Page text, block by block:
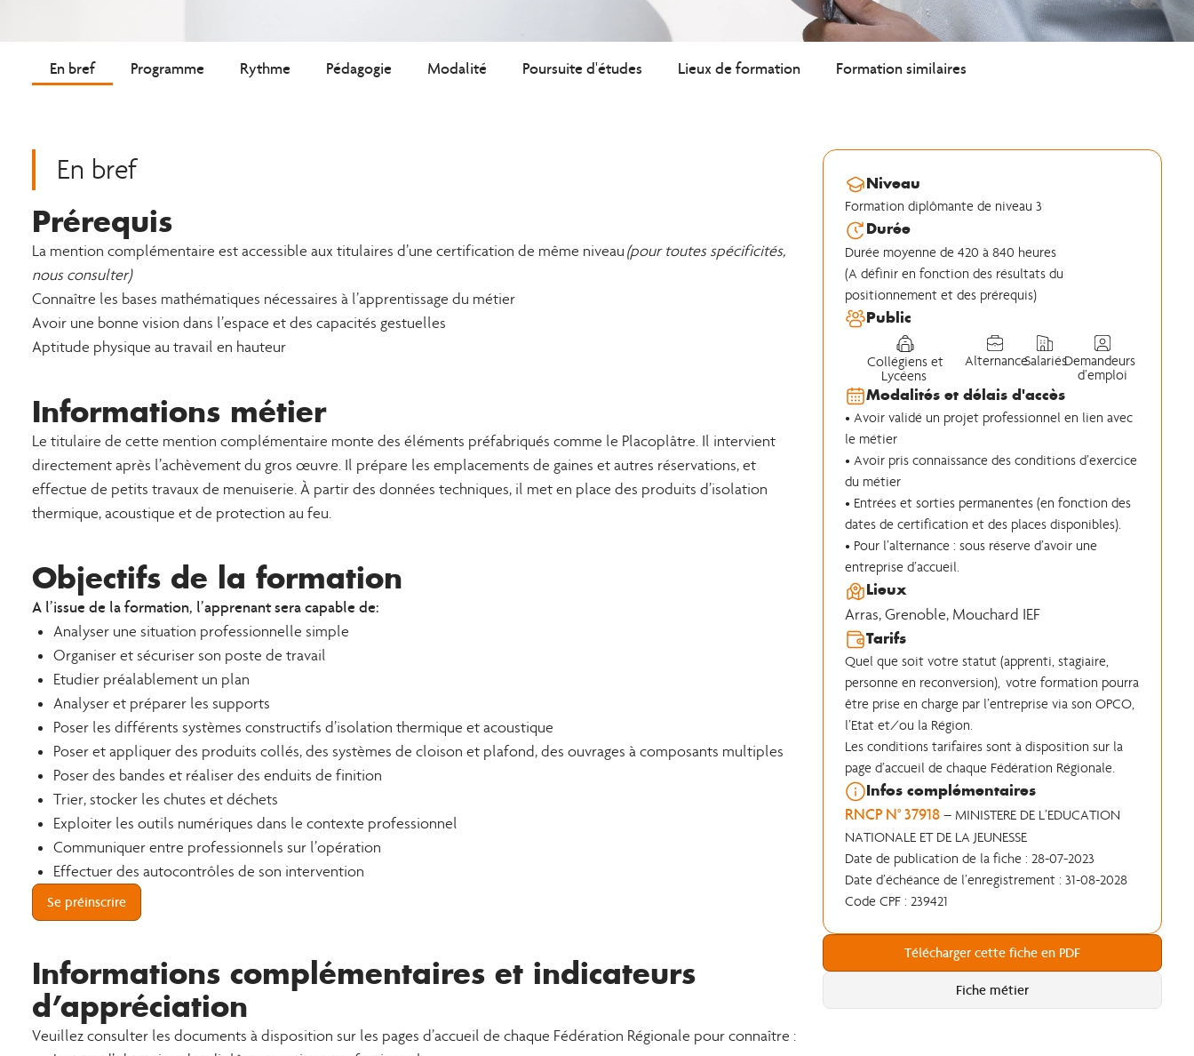
En bref Programme Rythme Pédagogie Modalité Poursuite d'études Lieux de formation Formation similaires
En bref
Prérequis
La mention complémentaire est accessible aux titulaires d’une certification de même niveau(pour toutes spécificités,
nous consulter)
Connaître les bases mathématiques nécessaires à l’apprentissage du métier
Avoir une bonne vision dans l’espace et des capacités gestuelles
Aptitude physique au travail en hauteur
Informations métier
Le titulaire de cette mention complémentaire monte des éléments préfabriqués comme le Placoplâtre. Il intervient
directement après l’achèvement du gros œuvre. Il prépare les emplacements de gaines et autres réservations, et
effectue de petits travaux de menuiserie. À partir des données techniques, il met en place des produits d’isolation
thermique, acoustique et de protection au feu.
Objectifs de la formation
A l’issue de la formation, l’apprenant sera capable de:
Analyser une situation professionnelle simple
Organiser et sécuriser son poste de travail
Etudier préalablement un plan
Analyser et préparer les supports
Poser les différents systèmes constructifs d’isolation thermique et acoustique
Poser et appliquer des produits collés, des systèmes de cloison et plafond, des ouvrages à composants multiples
Poser des bandes et réaliser des enduits de finition
Trier, stocker les chutes et déchets
Exploiter les outils numériques dans le contexte professionnel
Communiquer entre professionnels sur l’opération
Effectuer des autocontrôles de son intervention
Se préinscrire
Informations complémentaires et indicateurs
d’appréciation
Veuillez consulter les documents à disposition sur les pages d’accueil de chaque Fédération Régionale pour connaître :
Niveau
Formation diplômante de niveau 3
Durée
Durée moyenne de 420 à 840 heures
(A définir en fonction des résultats du
positionnement et des prérequis)
Public
Collégiens et
Lycéens
AlternanceSalariésDemandeurs
d’emploi
Modalités et délais d'accès
• Avoir validé un projet professionnel en lien avec
le métier
• Avoir pris connaissance des conditions d’exercice
du métier
• Entrées et sorties permanentes (en fonction des
dates de certification et des places disponibles).
• Pour l’alternance : sous réserve d’avoir une
entreprise d’accueil.
Lieux
Arras,Grenoble, Mouchard IEF
Tarifs
Quel que soit votre statut (apprenti, stagiaire,
personne en reconversion), votre formation pourra
être prise en charge par l’entreprise via son OPCO,
l’Etat et/ou la Région.
Les conditions tarifaires sont à disposition sur la
page d’accueil de chaque Fédération Régionale.
Infos complémentaires
RNCP N° 37918 – MINISTERE DE L’EDUCATION
NATIONALE ET DE LA JEUNESSE
Date de publication de la fiche : 28-07-2023
Date d’échéance de l’enregistrement : 31-08-2028
Code CPF : 239421
Télécharger cette fiche en PDF
Fiche métier